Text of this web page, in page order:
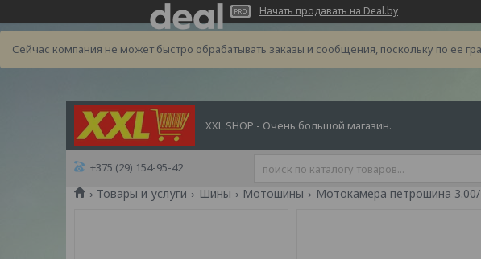
Начать продавать на Deal.by
Сейчас компания не может быстро обрабатывать заказы и сообщения, поскольку по ее
XXL SHOP - Очень большой магазин.
+375 (29) 154-95-42
Товары и услуги Шины Мотошины Мотокамера петрошина 3.00/